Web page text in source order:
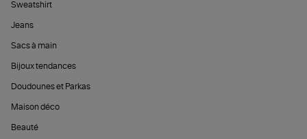
Sweatshirt
Jeans
Sacs à main
Bijoux tendances
Doudounes et Parkas
Maison déco
Beauté